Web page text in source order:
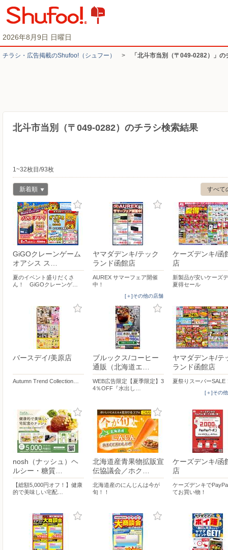
2026年8月9日 日曜日
チラシ・​広告掲載の​Shufoo!​（シュフー） > 「北斗市当別（〒049-0282）」
北斗市当別（〒049-0282）のチラシ検索結果
1~32枚目/93枚
すべて
新着順
GiGOクレーンゲーム
オアシス ス…
夏のイベント盛りだくさ
ん！ GiGOクレーンゲ…
ヤマダデンキ/テック
ランド函館店
AUREX サマーフェア開催
中！
[＋]その他の店舗
ケーズデンキ/函
店
新製品が安いケーズ
夏得セール
バースデイ/美原店
Autumn Trend Collection…
ブルックス/コーヒー
通販（北海道エ…
WEB広告限定【夏季限定】3
4％OFF『水出し…
ヤマダデンキ/テ
ランド函館店
夏祭りスーパーSALE
[＋]その
nosh（ナッシュ）ヘ
ルシー・糖質…
【総額5,000円オフ！】健康
的で美味しい宅配…
北海道産青果物拡販宣
伝協議会／ホク…
北海道産のにんじんは今が
旬！！
ケーズデンキ/函
店
ケーズデンキで
てお買い物！